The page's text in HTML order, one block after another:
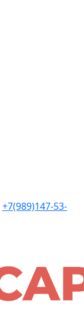
+7(989)147-53-